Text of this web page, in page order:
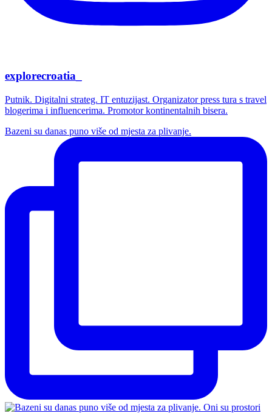
explorecroatia_
Putnik. Digitalni strateg. IT entuzijast. Organizator press tura s travel
blogerima i influencerima. Promotor kontinentalnih bisera.
Bazeni su danas puno više od mjesta za plivanje.